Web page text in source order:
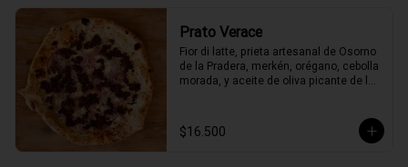
Prato Verace
Fior di latte, prieta artesanal de Osorno
de la Pradera, merkén, orégano, cebolla
morada, y aceite de oliva picante de la
$16.500